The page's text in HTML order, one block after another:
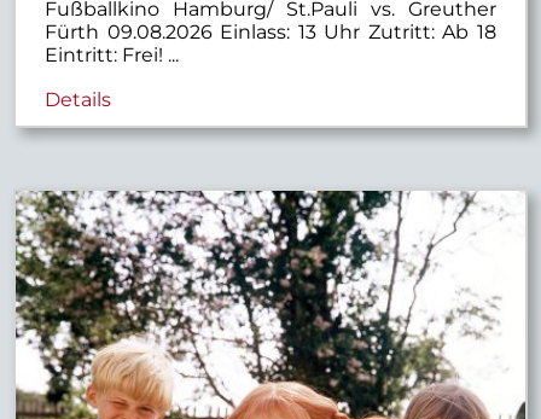
Fußballkino Hamburg/ St.Pauli vs. Greuther
Fürth 09.08.2026 Einlass: 13 Uhr Zutritt: Ab 18
Eintritt: Frei! ...
Details